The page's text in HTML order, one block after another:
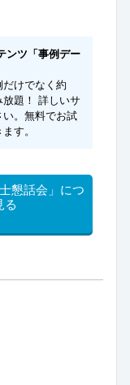
ンツ「事例デー
だけでなく約
放題！ 詳しいサ
い。無料でお試
す。
懇話会」につ
る